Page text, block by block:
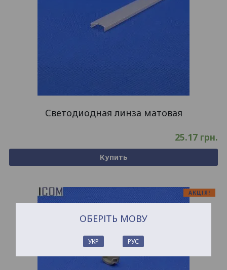
Светодиодная линза матовая
25.17 грн.
Купить
АКЦІЯ!
ОБЕРІТЬ МОВУ
УКР РУС